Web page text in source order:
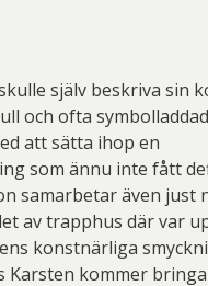
själv beskriva sin
och ofta
att sätta ihop en
som ännu inte fått
samarbetar även just
av trapphus där var
konstnärliga
Karsten kommer